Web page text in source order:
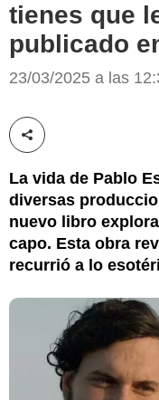
tienes que
publicado
23/03/2025 a las
Compartir esta noticia
La vida de Pablo
diversas
nuevo libro
capo. Esta obra
recurrió a lo